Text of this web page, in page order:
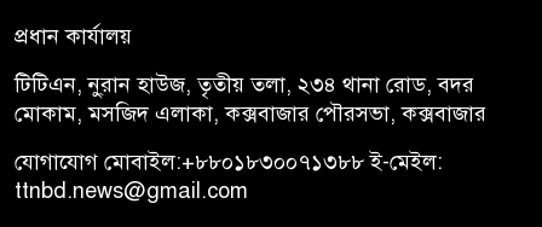
প্রধান কার্যালয়
টিটিএন, নু্রান হাউজ, তৃতীয় তলা, ২৩৪ থানা রোড, বদর
মোকাম, মসজিদ এলাকা, কক্সবাজার পৌরসভা, কক্সবাজার
যোগাযোগ মোবাইল:+৮৮০১৮৩০০৭১৩৮৮ই-মেইল:
ttnbd.news@gmail.com